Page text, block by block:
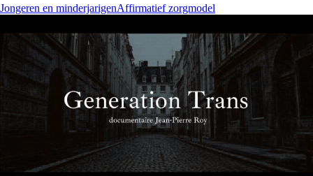
Jongeren en minderjarigenAffirmatief zorgmodel